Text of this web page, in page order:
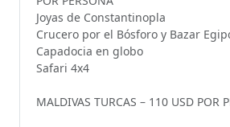
Joyas de Constantinopla
Crucero por el Bósforo y Bazar
Capadocia en globo
Safari 4x4
MALDIVAS TURCAS – 110 USD POR